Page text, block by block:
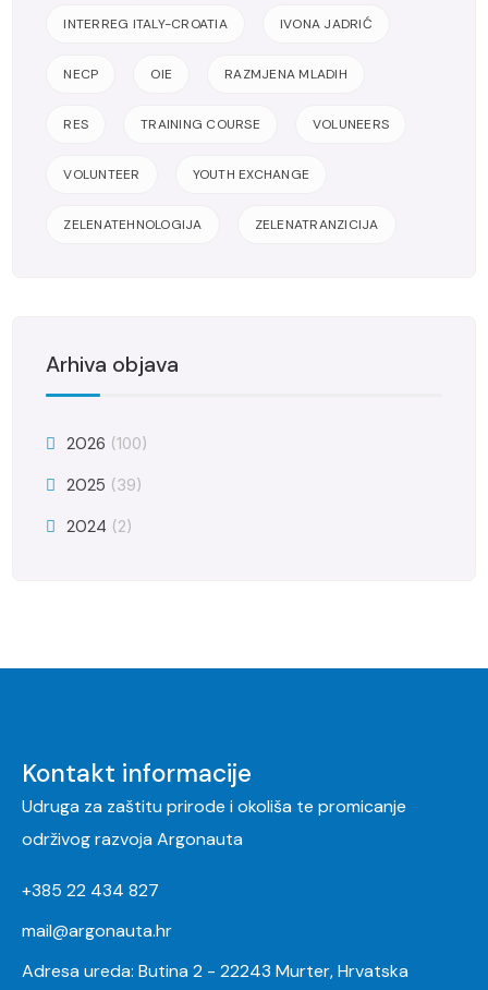
INTERREG ITALY-CROATIA IVONA JADRIĆ
NECP OIE RAZMJENA MLADIH
RES TRAINING COURSE VOLUNEERS
VOLUNTEER YOUTH EXCHANGE
ZELENATEHNOLOGIJA ZELENATRANZICIJA
Arhiva objava
2026 (100)
2025 (39)
2024 (2)
Kontakt informacije
Udruga za zaštitu prirode i okoliša te promicanje
održivog razvoja Argonauta
+385 22 434 827
mail@argonauta.hr
Adresa ureda: Butina 2 - 22243 Murter, Hrvatska